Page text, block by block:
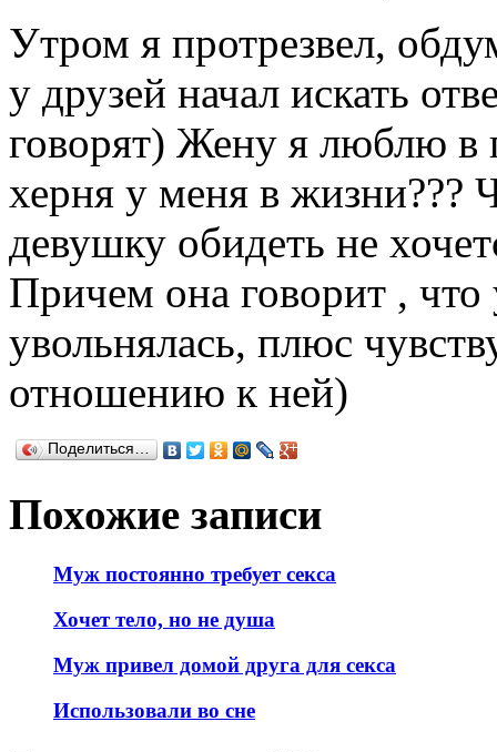
Утром я протрезвел,
у друзей начал искать
говорят) Жену я люблю в
херня у меня в жизни???
девушку обидеть не
Причем она говорит , что
увольнялась, плюс
отношению к ней)
Поделиться…
Похожие записи
Муж постоянно требует секса
Хочет тело, но не душа
Муж привел домой друга для секса
Использовали во сне